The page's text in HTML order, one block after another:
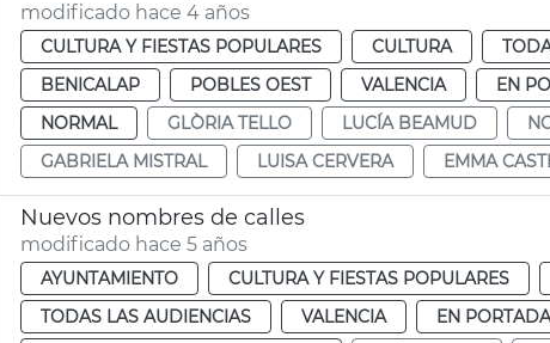
modificado hace 4 años
CULTURA Y FIESTAS POPULARES CULTURA
BENICALAP
POBLES OEST VALENCIA EN
NORMAL
GLÒRIA TELLO LUCÍA BEAMUD
GABRIELA MISTRAL
LUISA CERVERA EMMA
Nuevos nombres de calles
modificado hace 5 años
AYUNTAMIENTO CULTURA Y FIESTAS POPULARES
TODAS LAS AUDIENCIAS
VALENCIA EN PORTADA